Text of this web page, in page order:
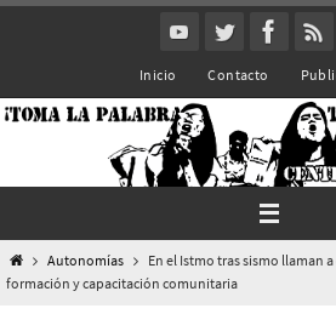
Inicio Contacto
InicioAutonomías
En el Istmo tras sismo llaman
formación y capacitación comunitaria